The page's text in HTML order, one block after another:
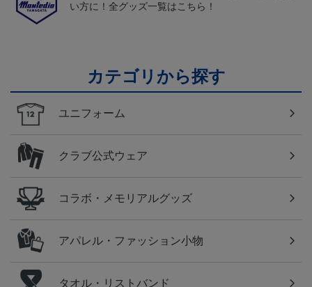
い方に！全グッズ一覧はこちら！
カテゴリから探す
ユニフォーム
クラブ公式ウェア
コラボ・メモリアルグッズ
アパレル・ファッション小物
タオル・リストバンド